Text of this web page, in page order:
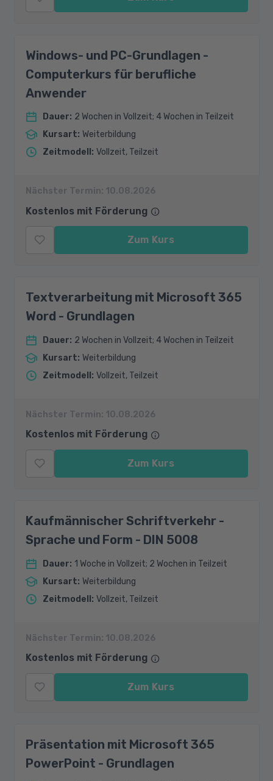
Windows- und PC-Grundlagen -
Computerkurs für berufliche
Anwender
Dauer: 2 Wochen in Vollzeit; 4 Wochen in Teilzeit
Kursart: Weiterbildung
Zeitmodell : Vollzeit, Teilzeit
Nächster Termin: 10.08.2026
Kostenlos mit Förderung
Zum Kurs
Textverarbeitung mit Microsoft 365
Word - Grundlagen
Dauer: 2 Wochen in Vollzeit; 4 Wochen in Teilzeit
Kursart: Weiterbildung
Zeitmodell : Vollzeit, Teilzeit
Nächster Termin: 10.08.2026
Kostenlos mit Förderung
Zum Kurs
Kaufmännischer Schriftverkehr -
Sprache und Form - DIN 5008
Dauer: 1 Woche in Vollzeit; 2 Wochen in Teilzeit
Kursart: Weiterbildung
Zeitmodell : Vollzeit, Teilzeit
Nächster Termin: 10.08.2026
Kostenlos mit Förderung
Zum Kurs
Präsentation mit Microsoft 365
PowerPoint - Grundlagen